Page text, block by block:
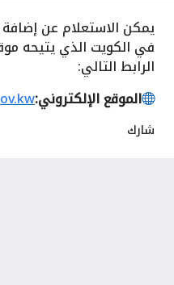
يمكن الاستعلام عن
في الكويت الذي يتيحه
الرابط التالي:
الموقع الإلكتروني:
شارك